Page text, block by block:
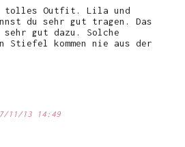
tolles Outfit. Lila und
du sehr gut tragen. Das
sehr gut dazu. Solche
Stiefel kommen nie aus der
11/13 14:49